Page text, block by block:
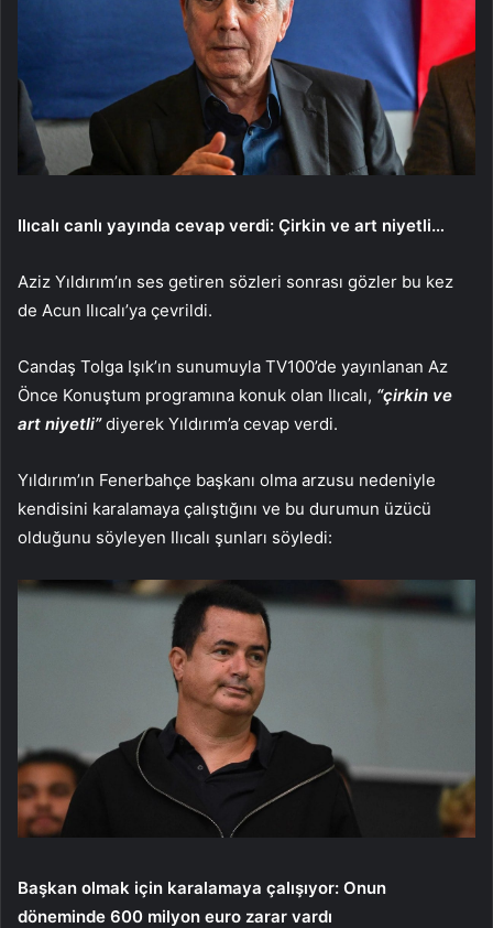
Ilıcalı canlı yayında cevap verdi: Çirkin ve art niyetli…
Aziz Yıldırım’ın ses getiren sözleri sonrası gözler bu kez
de Acun Ilıcalı’ya çevrildi.
Candaş Tolga Işık’ın sunumuyla TV100’de yayınlanan Az
Önce Konuştum programına konuk olan Ilıcalı, “çirkin ve
art niyetli”diyerek Yıldırım’a cevap verdi.
Yıldırım’ın Fenerbahçe başkanı olma arzusu nedeniyle
kendisini karalamaya çalıştığını ve bu durumun üzücü
olduğunu söyleyen Ilıcalı şunları söyledi:
Başkan olmak için karalamaya çalışıyor: Onun
döneminde 600 milyon euro zarar vardı